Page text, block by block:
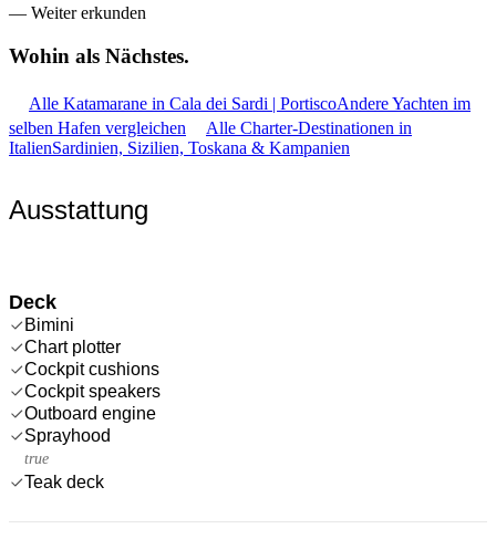
— Weiter erkunden
Wohin als Nächstes.
Alle Katamarane in Cala dei Sardi | PortiscoAndere Yachten im
selben Hafen vergleichen
Alle Charter-Destinationen in
ItalienSardinien, Sizilien, Toskana & Kampanien
Ausstattung
Deck
Bimini
Chart plotter
Cockpit cushions
Cockpit speakers
Outboard engine
Sprayhood
true
Teak deck